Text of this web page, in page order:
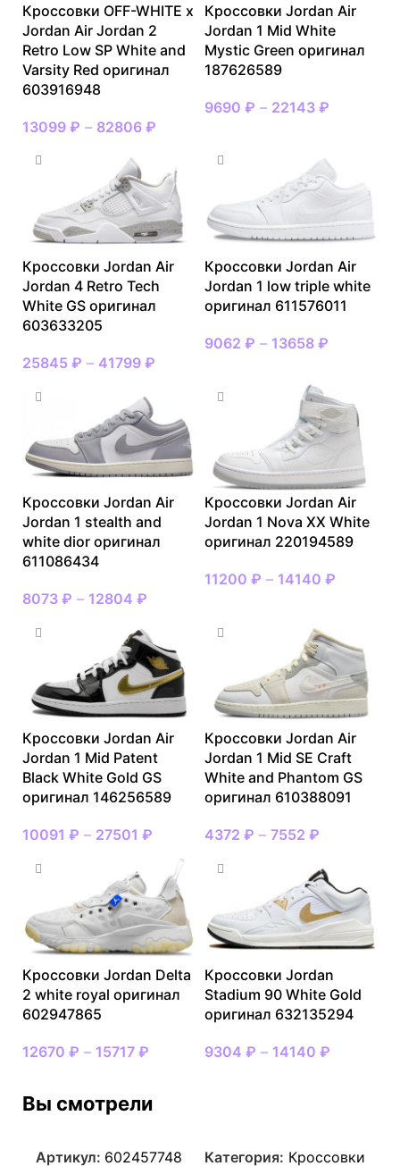
Кроссовки OFF-WHITE x
Jordan Air Jordan 2
Retro Low SP White and
Varsity Red оригинал
603916948
13099 ₽ – 82806 ₽
Кроссовки Jordan Air
Jordan 1 Mid White
Mystic Green оригинал
187626589
9690 ₽ – 22143 ₽
Кроссовки Jordan Air
Jordan 4 Retro Tech
White GS оригинал
603633205
25845 ₽ – 41799 ₽
Кроссовки Jordan Air
Jordan 1 low triple white
оригинал 611576011
9062 ₽ – 13658 ₽
Кроссовки Jordan Air
Jordan 1 stealth and
white dior оригинал
611086434
8073 ₽ – 12804 ₽
Кроссовки Jordan Air
Jordan 1 Nova XX White
оригинал 220194589
11200 ₽ – 14140 ₽
Кроссовки Jordan Air
Jordan 1 Mid Patent
Black White Gold GS
оригинал 146256589
10091 ₽ – 27501 ₽
Кроссовки Jordan Air
Jordan 1 Mid SE Craft
White and Phantom GS
оригинал 610388091
4372 ₽ – 7552 ₽
Кроссовки Jordan Delta
2 white royal оригинал
602947865
12670 ₽ – 15717 ₽
Кроссовки Jordan
Stadium 90 White Gold
оригинал 632135294
9304 ₽ – 14140 ₽
Вы смотрели
Артикул: 602457748 Категория: Кроссовки